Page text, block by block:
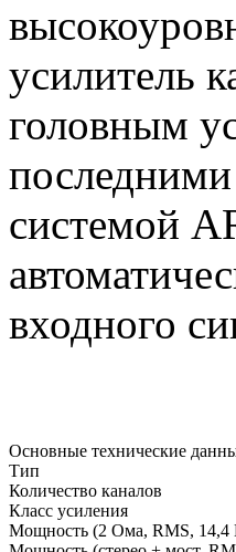
усилитель
головным
системой
входного
Основные технические
Тип
Количество каналов
Класс усиления
Мощность (2 Ома, RMS, 14,4